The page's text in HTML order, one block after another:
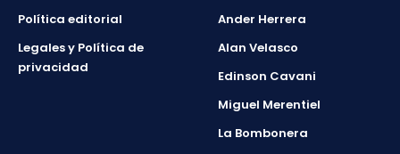
Política editorial
Legales y Política de
privacidad
Ander Herrera
Alan Velasco
Edinson Cavani
Miguel Merentiel
La Bombonera